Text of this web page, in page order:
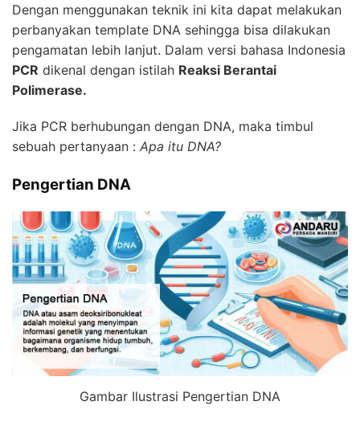
Dengan menggunakan teknik ini kita dapat melakukan
perbanyakan template DNA sehingga bisa dilakukan
pengamatan lebih lanjut. Dalam versi bahasa Indonesia
PCR dikenal dengan istilah Reaksi Berantai
Polimerase.
Jika PCR berhubungan dengan DNA, maka timbul
sebuah pertanyaan : Apa itu DNA?
Pengertian DNA
Gambar Ilustrasi Pengertian DNA